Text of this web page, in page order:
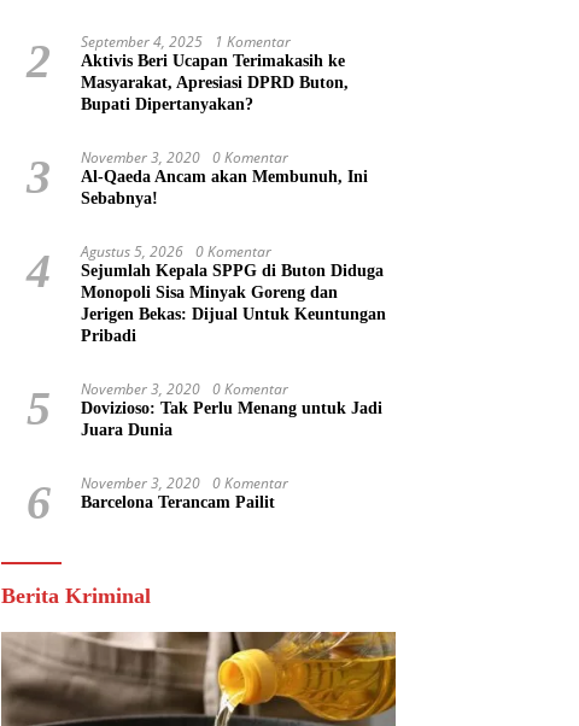
2 September 4, 2025 1 Komentar
Aktivis Beri Ucapan Terimakasih ke
Masyarakat, Apresiasi DPRD Buton,
Bupati Dipertanyakan?
3 November 3, 2020 0 Komentar
Al-Qaeda Ancam akan Membunuh, Ini
Sebabnya!
4 Agustus 5, 2026 0 Komentar
Sejumlah Kepala SPPG di Buton Diduga
Monopoli Sisa Minyak Goreng dan
Jerigen Bekas: Dijual Untuk Keuntungan
Pribadi
5 November 3, 2020 0 Komentar
Dovizioso: Tak Perlu Menang untuk Jadi
Juara Dunia
6 November 3, 2020 0 Komentar
Barcelona Terancam Pailit
Berita Kriminal